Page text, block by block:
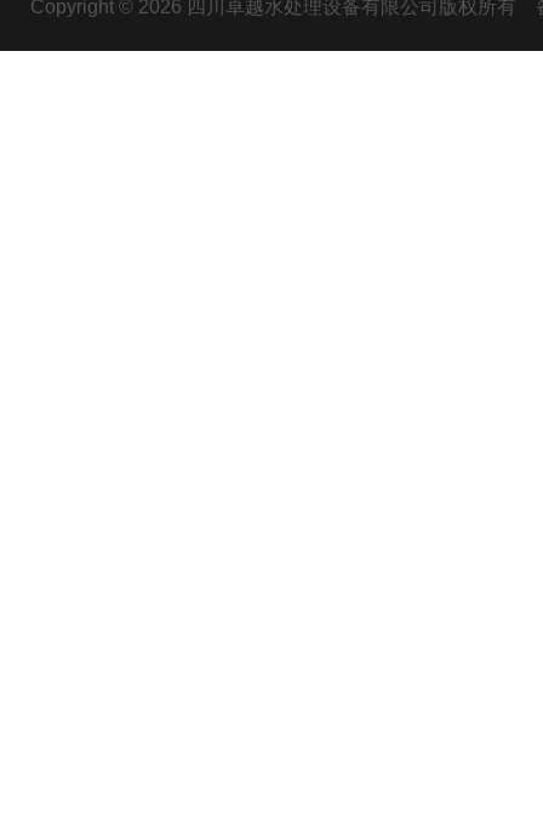
Copyright © 2026 四川卓越水处理设备有限公司版权所有